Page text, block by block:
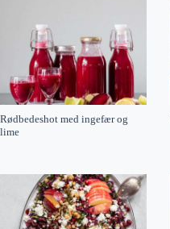
Rødbedeshot med ingefær og
lime